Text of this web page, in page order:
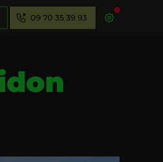
09 70 35 39 93